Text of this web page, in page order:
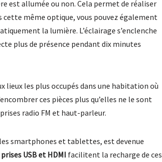
est allumée ou non. Cela permet de réaliser
cette même optique, vous pouvez également
la lumière. L’éclairage s’enclenche
plus de présence pendant dix minutes
lieux les plus occupés dans une habitation où
ces pièces plus qu’elles ne le sont
radio FM et haut-parleur.
smartphones et tablettes, est devenue
prises USB et HDMI facilitent la recharge de ces